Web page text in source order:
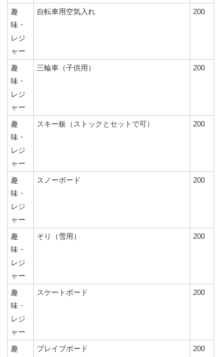
趣
味・
レジ
ャー
自転車用空気入れ 200
趣
味・
レジ
ャー
三輪車（子供用） 200
趣
味・
レジ
ャー
スキー板（ストックとセットで可） 200
趣
味・
レジ
ャー
スノーボード 200
趣
味・
レジ
ャー
そり（雪用） 200
趣
味・
レジ
ャー
スケートボード 200
趣
ブレイブボード 200